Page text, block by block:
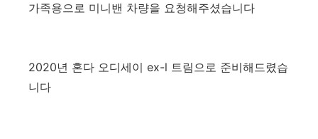
가족용으로 미니밴 차량을 요청해주셨습니다
2020년 혼다 오디세이 ex-l 트림으로 준비해드렸습
니다